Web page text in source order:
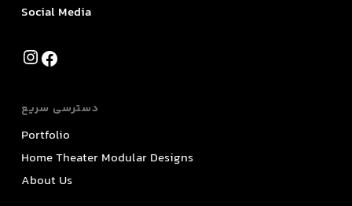
Social Media
Instagram
دسترسی سریع
Portfolio
Home Theater Modular Designs
About Us